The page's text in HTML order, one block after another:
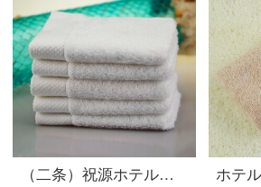
（二条）祝源ホテル美容会所は16本の螺旋の全綿の小さいスカーフを使って、厚い卸売りをして注文して、スカーフ33*35 cm（65 g）を注文します。